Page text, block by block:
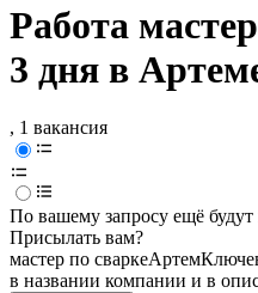
Работа
3 дня в
, 1 вакансия
По вашему запросу ещё будут
Присылать вам?
мастер по сваркеАртем
в названии компании и в